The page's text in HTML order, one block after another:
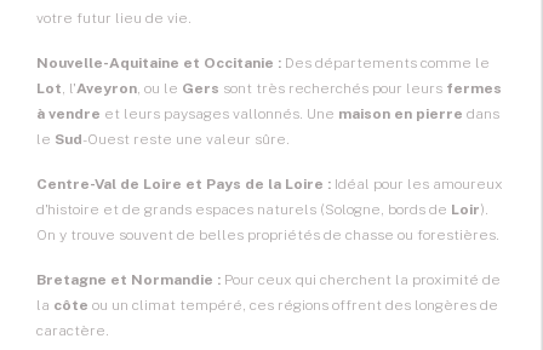
votre futur lieu de vie.
Nouvelle-Aquitaine et Occitanie : Des départements comme le
Lot, l'Aveyron, ou le Gers sont très recherchés pour leurs fermes
à vendre et leurs paysages vallonnés. Une maison en pierre dans
le Sud-Ouest reste une valeur sûre.
Centre-Val de Loire et Pays de la Loire : Idéal pour les amoureux
d'histoire et de grands espaces naturels (Sologne, bords de Loir).
On y trouve souvent de belles propriétés de chasse ou forestières.
Bretagne et Normandie : Pour ceux qui cherchent la proximité de
la côte ou un climat tempéré, ces régions offrent des longères de
caractère.